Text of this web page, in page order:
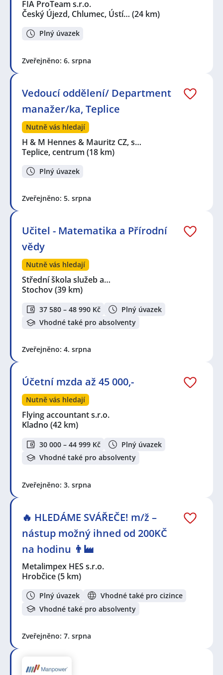
FIA ProTeam s.r.o.
Český Újezd, Chlumec, Ústí… (24 km)
Plný úvazek
Zveřejněno: 6. srpna
Vedoucí oddělení/ Department
manažer/ka, Teplice
Nutně vás hledají
H & M Hennes & Mauritz CZ, s…
Teplice, centrum (18 km)
Plný úvazek
Zveřejněno: 5. srpna
Učitel - Matematika a Přírodní
vědy
Nutně vás hledají
Střední škola služeb a…
Stochov(39 km)
37 580 – 48 990 Kč
Plný úvazek
Vhodné také pro absolventy
Zveřejněno: 4. srpna
Účetní mzda až 45 000,-
Nutně vás hledají
Flying accountant s.r.o.
Kladno (42 km)
30 000 – 44 999 Kč
Plný úvazek
Vhodné také pro absolventy
Zveřejněno: 3. srpna
🔥 HLEDÁME SVÁŘEČE! m/ž –
nástup možný ihned od 200KČ
na hodinu 👨‍🏭
Metalimpex HES s.r.o.
Hrobčice(5 km)
Plný úvazek
Vhodné také pro cizince
Vhodné také pro absolventy
Zveřejněno: 7. srpna